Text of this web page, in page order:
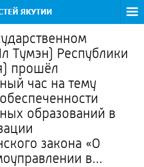
Тумэн) Республики
прошёл
час на тему
образований в
закона «О
в...